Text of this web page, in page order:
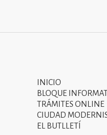
Primer
menú
INICIO
BLOQUE
TRÁMITES ONLINE
CIUDAD
EL BUTLLETÍ